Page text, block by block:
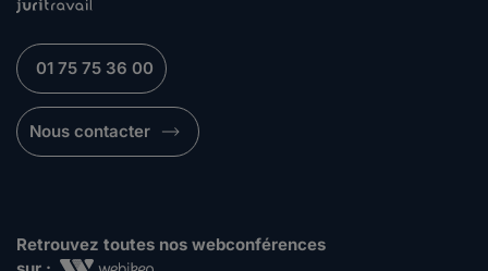
01 75 75 36 00
Nous contacter
Retrouvez toutes nos webconférences